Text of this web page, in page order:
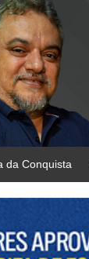
da Conquista